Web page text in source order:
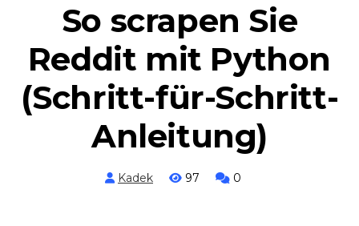
So scrapen Sie
Reddit mit Python
(Schritt-für-Schritt-
Anleitung)
Kadek 97 0